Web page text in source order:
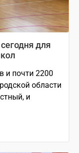
для
и почти 2200
области
и